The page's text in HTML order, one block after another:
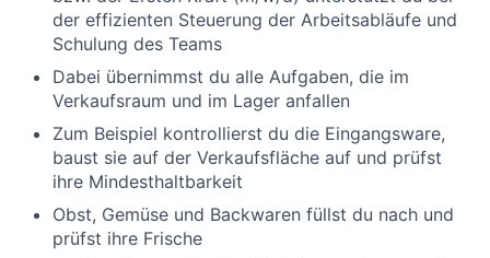
der effizienten Steuerung der Arbeitsabläufe und
Schulung des Teams
Dabei übernimmst du alle Aufgaben, die im
Verkaufsraum und im Lager anfallen
Zum Beispiel kontrollierst du die Eingangsware,
baust sie auf der Verkaufsfläche auf und prüfst
ihre Mindesthaltbarkeit
Obst, Gemüse und Backwaren füllst du nach und
prüfst ihre Frische